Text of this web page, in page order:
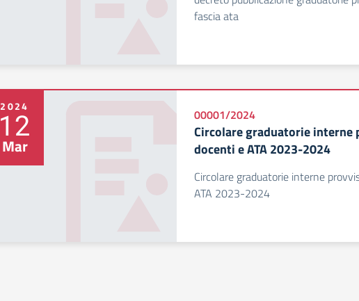
fascia ata
2024
12
Mar
00001/2024
Circolare graduatorie interne
docenti e ATA 2023-2024
Circolare graduatorie interne
ATA 2023-2024